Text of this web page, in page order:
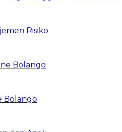
Risiko
Bolango
Bolango